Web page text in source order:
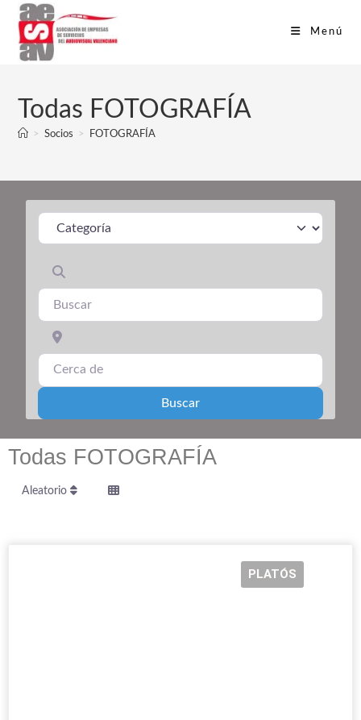
Menú
Todas FOTOGRAFÍA
> Socios > FOTOGRAFÍA
Categoría
Buscar
Cerca de
BuscarSearch
Todas FOTOGRAFÍA
Aleatorio
PLATÓS